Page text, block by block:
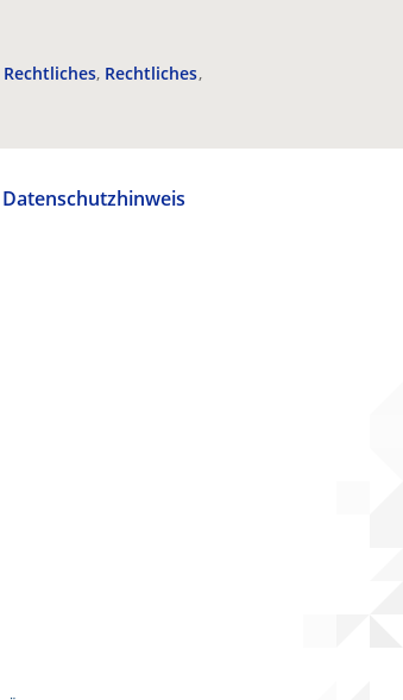
Rechtliches Rechtliches
Datenschutzhinweis